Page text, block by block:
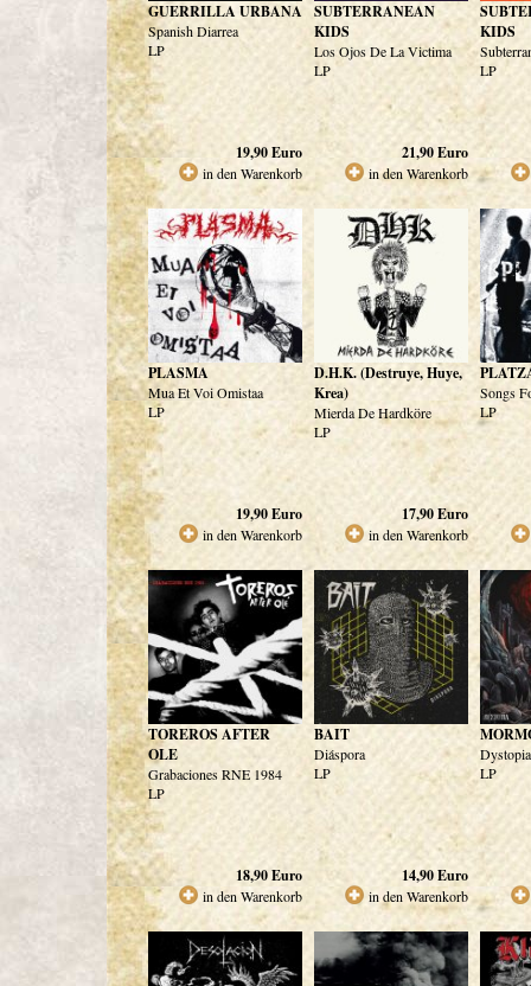
GUERRILLA URBANA
Spanish Diarrea
LP
19,90Euro
in den Warenkorb
SUBTERRANEAN
KIDS
Los Ojos De La Victima
LP
21,90Euro
in den Warenkorb
KIDS
LP
PLASMA
Mua Et Voi Omistaa
LP
19,90Euro
in den Warenkorb
D.H.K. (Destruye, Huye,
Krea)
Mierda De Hardköre
LP
17,90Euro
in den Warenkorb
Songs
LP
TOREROS AFTER
OLE
Grabaciones RNE 1984
LP
18,90Euro
in den Warenkorb
BAIT
Diáspora
LP
14,90Euro
in den Warenkorb
Dystopia
LP